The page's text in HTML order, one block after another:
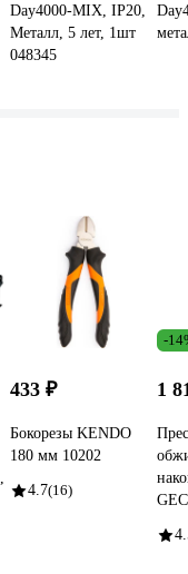
Day4000-MIX, IP20,
Металл, 5 лет, 1шт
048345
433 ₽
Бокорезы KENDO
180 мм 10202
4.7(16)
-
1